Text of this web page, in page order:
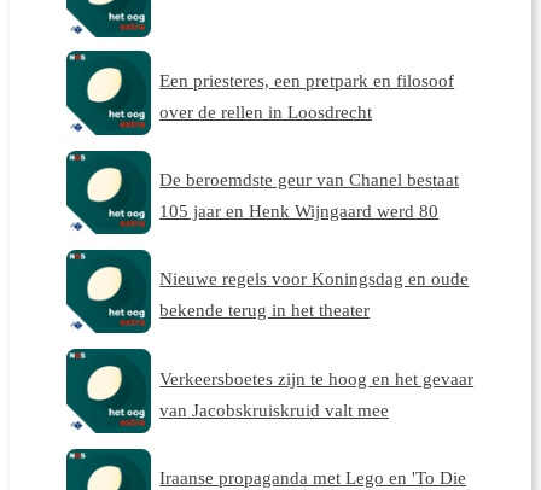
Een priesteres, een pretpark en filosoof
over de rellen in Loosdrecht
De beroemdste geur van Chanel bestaat
105 jaar en Henk Wijngaard werd 80
Nieuwe regels voor Koningsdag en oude
bekende terug in het theater
Verkeersboetes zijn te hoog en het gevaar
van Jacobskruiskruid valt mee
Iraanse propaganda met Lego en 'To Die